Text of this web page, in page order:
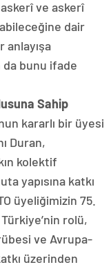
ve askerî
dair
anlayışa
da bunu ifade
Sahip
kararlı bir üyesi
Duran,
kolektif
yapısına katkı
üyeliğimizin 75.
rolü,
ve Avrupa-
üzerinden